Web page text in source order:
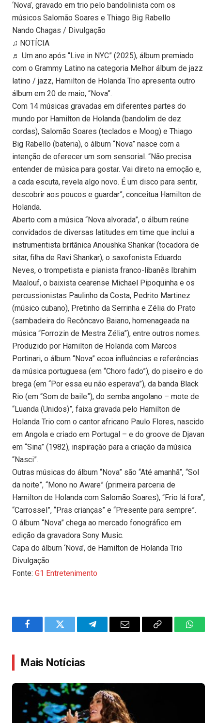
‘Nova’, gravado em trio pelo bandolinista com os
músicos Salomão Soares e Thiago Big Rabello
Nando Chagas / Divulgação
♫ NOTÍCIA
♬ Um ano após “Live in NYC” (2025), álbum premiado
com o Grammy Latino na categoria Melhor álbum de jazz
latino / jazz, Hamilton de Holanda Trio apresenta outro
álbum em 20 de maio, “Nova”.
Com 14 músicas gravadas em diferentes partes do
mundo por Hamilton de Holanda (bandolim de dez
cordas), Salomão Soares (teclados e Moog) e Thiago
Big Rabello (bateria), o álbum “Nova” nasce com a
intenção de oferecer um som sensorial. “Não precisa
entender de música para gostar. Vai direto na emoção e,
a cada escuta, revela algo novo. É um disco para sentir,
descobrir aos poucos e guardar”, conceitua Hamilton de
Holanda.
Aberto com a música “Nova alvorada”, o álbum reúne
convidados de diversas latitudes em time que inclui a
instrumentista britânica Anoushka Shankar (tocadora de
sitar, filha de Ravi Shankar), o saxofonista Eduardo
Neves, o trompetista e pianista franco-libanês Ibrahim
Maalouf, o baixista cearense Michael Pipoquinha e os
percussionistas Paulinho da Costa, Pedrito Martinez
(músico cubano), Pretinho da Serrinha e Zélia do Prato
(sambadeira do Recôncavo Baiano, homenageada na
música “Forrozin de Mestra Zélia”), entre outros nomes.
Produzido por Hamilton de Holanda com Marcos
Portinari, o álbum “Nova” ecoa influências e referências
da música portuguesa (em “Choro fado”), do piseiro e do
brega (em “Por essa eu não esperava”), da banda Black
Rio (em “Som de baile”), do semba angolano – mote de
“Luanda (Unidos)”, faixa gravada pelo Hamilton de
Holanda Trio com o cantor africano Paulo Flores, nascido
em Angola e criado em Portugal – e do groove de Djavan
em “Sina” (1982), inspiração para a criação da música
“Nasci”.
Outras músicas do álbum “Nova” são “Até amanhã”, “Sol
da noite”, “Mono no Aware” (primeira parceria de
Hamilton de Holanda com Salomão Soares), “Frio lá fora”,
“Carrossel”, “Pras crianças” e “Presente para sempre”.
O álbum “Nova” chega ao mercado fonográfico em
edição da gravadora Sony Music.
Capa do álbum ‘Nova’, de Hamilton de Holanda Trio
Divulgação
Fonte: G1 Entretenimento
FacebookTwitter TelegramEmail
Copy
Mais Notícias